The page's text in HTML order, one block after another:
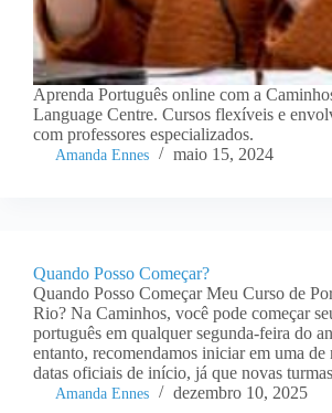
Aprenda Português online com a
Language Centre. Cursos flexíveis e
com professores especializados.
Amanda Ennes maio 15, 2024
Quando Posso Começar?
Quando Posso Começar Meu Curso de
Rio? Na Caminhos, você pode começar
português em qualquer segunda-feira do
entanto, recomendamos iniciar em uma de
datas oficiais de início, já que novas
Amanda Ennes dezembro 10, 2025